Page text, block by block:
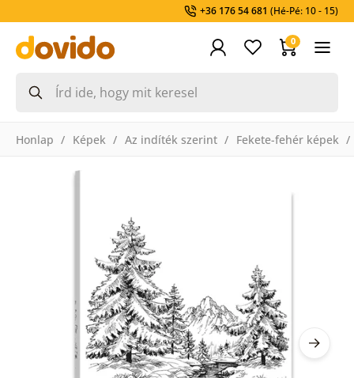
+36 176 54 681 (Hé-Pé: 10 - 15)
0
Honlap Képek Az indíték szerint Fekete-fehér képek